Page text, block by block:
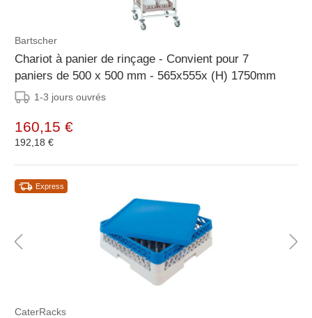
Bartscher
Chariot à panier de rinçage - Convient pour 7
paniers de 500 x 500 mm - 565x555x (H) 1750mm
1-3 jours ouvrés
160,15 €
192,18 €
Express
CaterRacks